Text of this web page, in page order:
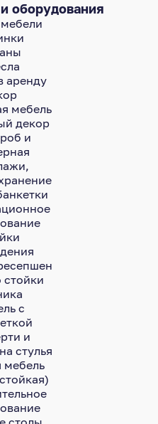
оборудования
аренду
мебель
декор
и
с
и
стулья
мебель